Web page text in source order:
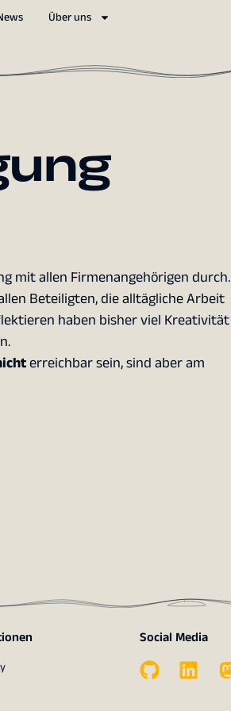
Über uns
mit allen Firmenangehörigen durch.
Beteiligten, die alltägliche Arbeit
haben bisher viel Kreativität
erreichbar sein, sind aber am
Social Media